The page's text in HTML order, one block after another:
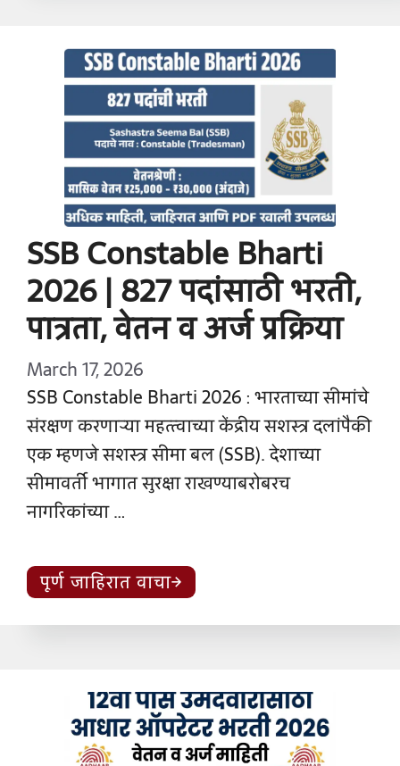
SSB Constable Bharti
2026 | 827 पदांसाठी भरती,
पात्रता, वेतन व अर्ज प्रक्रिया
March 17, 2026
SSB Constable Bharti 2026 : भारताच्या सीमांचे
संरक्षण करणाऱ्या महत्त्वाच्या केंद्रीय सशस्त्र दलांपैकी
एक म्हणजे सशस्त्र सीमा बल (SSB). देशाच्या
सीमावर्ती भागात सुरक्षा राखण्याबरोबरच
नागरिकांच्या …
पूर्ण जाहिरात वाचा